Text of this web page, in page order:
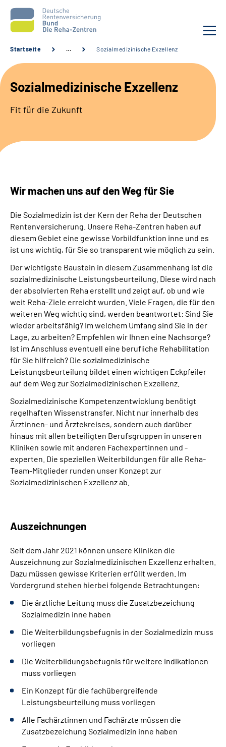
Aktuelles
Unsere Kliniken
Gebärdensprache
Startseite … Sozialmedizinische Exzellenz
Sozialmedizinische Exzellenz
Fit für die Zukunft
Wir machen uns auf den Weg für Sie
Die Sozialmedizin ist der Kern der Reha der Deutschen
Rentenversicherung. Unsere Reha-Zentren haben auf
diesem Gebiet eine gewisse Vorbildfunktion inne und es
ist uns wichtig, für Sie so transparent wie möglich zu sein.
Der wichtigste Baustein in diesem Zusammenhang ist die
sozialmedizinische Leistungsbeurteilung. Diese wird nach
der absolvierten Reha erstellt und zeigt auf, ob und wie
weit Reha-Ziele erreicht wurden. Viele Fragen, die für den
weiteren Weg wichtig sind, werden beantwortet: Sind Sie
wieder arbeitsfähig? Im welchem Umfang sind Sie in der
Lage, zu arbeiten? Empfehlen wir Ihnen eine Nachsorge?
Ist im Anschluss eventuell eine berufliche Rehabilitation
für Sie hilfreich? Die sozialmedizinische
Leistungsbeurteilung bildet einen wichtigen Eckpfeiler
auf dem Weg zur Sozialmedizinischen Exzellenz.
Sozialmedizinische Kompetenzentwicklung benötigt
regelhaften Wissenstransfer. Nicht nur innerhalb des
Ärztinnen- und Ärztekreises, sondern auch darüber
hinaus mit allen beteiligten Berufsgruppen in unseren
Kliniken sowie mit anderen Fachexpertinnen und -
experten. Die speziellen Weiterbildungen für alle Reha-
Team-Mitglieder runden unser Konzept zur
Sozialmedizinischen Exzellenz ab.
Auszeichnungen
Seit dem Jahr 2021 können unsere Kliniken die
Auszeichnung zur Sozialmedizinischen Exzellenz erhalten.
Dazu müssen gewisse Kriterien erfüllt werden. Im
Vordergrund stehen hierbei folgende Betrachtungen:
Die ärztliche Leitung muss die Zusatzbezeichung
Sozialmedizin inne haben
Die Weiterbildungsbefugnis in der Sozialmedizin muss
vorliegen
Die Weiterbildungsbefugnis für weitere Indikationen
muss vorliegen
Ein Konzept für die fachübergreifende
Leistungsbeurteilung muss vorliegen
Alle Fachärztinnen und Fachärzte müssen die
Zusatzbezeichung Sozialmedizin inne haben